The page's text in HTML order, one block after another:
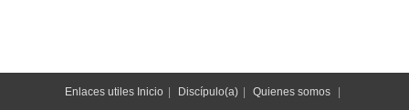
Enlaces utiles Inicio Discípulo(a)
Quienes somos